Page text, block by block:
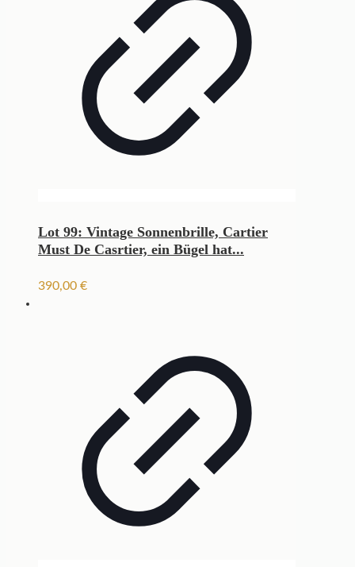
Lot 99: Vintage Sonnenbrille, Cartier
Must De Casrtier, ein Bügel hat...
390,00 €